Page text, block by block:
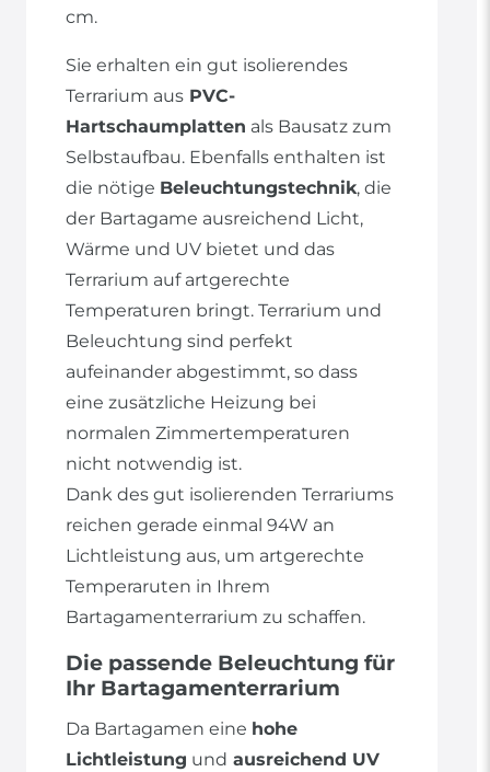
cm.
Sie erhalten ein gut isolierendes
Terrarium aus PVC-
Hartschaumplatten als Bausatz zum
Selbstaufbau. Ebenfalls enthalten ist
die nötige Beleuchtungstechnik, die
der Bartagame ausreichend Licht,
Wärme und UV bietet und das
Terrarium auf artgerechte
Temperaturen bringt. Terrarium und
Beleuchtung sind perfekt
aufeinander abgestimmt, so dass
eine zusätzliche Heizung bei
normalen Zimmertemperaturen
nicht notwendig ist.
Dank des gut isolierenden Terrariums
reichen gerade einmal 94W an
Lichtleistung aus, um artgerechte
Temperaruten in Ihrem
Bartagamenterrarium zu schaffen.
Die passende Beleuchtung für
Ihr Bartagamenterrarium
Da Bartagamen eine hohe
Lichtleistung und ausreichend UV